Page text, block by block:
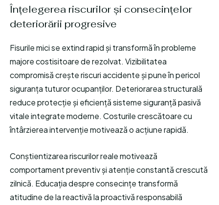
Înțelegerea riscurilor și consecințelor
deteriorării progresive
Fisurile mici se extind rapid și transformă în probleme
majore costisitoare de rezolvat. Vizibilitatea
compromisă crește riscuri accidente și pune în pericol
siguranța tuturor ocupanților. Deteriorarea structurală
reduce protecție și eficiență sisteme siguranță pasivă
vitale integrate moderne. Costurile crescătoare cu
întârzierea intervenție motivează o acțiune rapidă.
Conștientizarea riscurilor reale motivează
comportament preventiv și atenție constantă crescută
zilnică. Educația despre consecințe transformă
atitudine de la reactivă la proactivă responsabilă